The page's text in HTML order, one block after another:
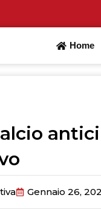
Home
Gennaio 26,